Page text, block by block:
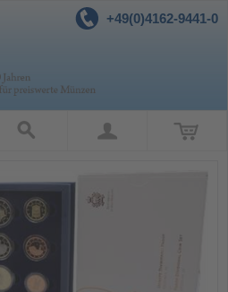
+49(0)4162-9441-0